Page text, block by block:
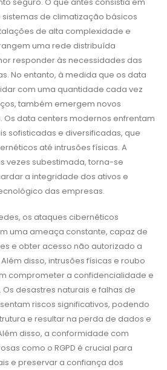
de climatização básicos
de alta complexidade e
uma rede distribuída
responder às necessidades das
No entanto, à medida que os data
com uma quantidade cada vez
também emergem novos
Os data centers modernos enfrentam
sofisticadas e diversificadas, que
até intrusões físicas. A
vezes subestimada, torna-se
a integridade dos ativos e
das empresas.
os ataques cibernéticos
uma ameaça constante, capaz de
e obter acesso não autorizado a
disso, intrusões físicas e roubo
comprometer a confidencialidade e
desastres naturais e falhas de
riscos significativos, podendo
e resultar na perda de dados e
disso, a conformidade com
como o RGPD é crucial para
e preservar a confiança dos